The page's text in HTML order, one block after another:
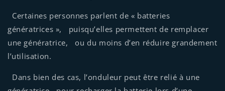
Certaines personnes parlent de « batteries
génératrices », puisqu’elles permettent de remplacer
une génératrice, ou du moins d’en réduire grandement
l’utilisation.
Dans bien des cas, l’onduleur peut être relié à une